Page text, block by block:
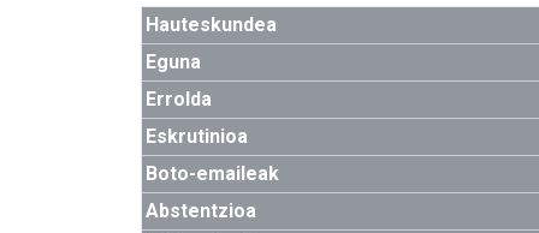
Hauteskundea
Eguna
Errolda
Eskrutinioa
Boto-emaileak
Abstentzioa